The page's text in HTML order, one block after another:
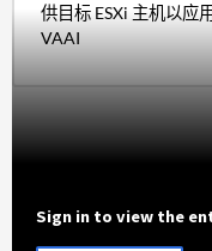
供目标 ESXi 主机以应
VAAI
Sign in to view the